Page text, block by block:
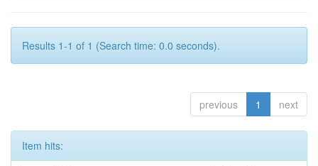
Results 1-1 of 1 (Search time: 0.0 seconds).
previous 1 next
Item hits: